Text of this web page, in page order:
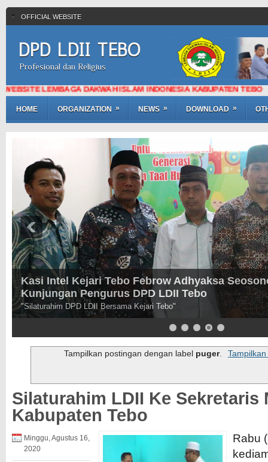
OFFICIAL WEBSITE
DPD LDII TEBO
Profesional dan Religius
LEMBAGA DAKWAH ISLAM INDONESIA KABUPATEN TEBO
HOME ORGANIZATION » NEWS » DOWNLOAD »
Kasi Intel Kejari Tebo Febrow Adhyaksa
Kunjungan Pengurus DPD LDII Tebo
"Silaturahim DPD LDII Bersama Kejari Tebo"
Tampilkan postingan dengan label puger.
Silaturahim LDII Ke Sekretaris
Kabupaten Tebo
Minggu, Agustus 16,
2020
Rabu